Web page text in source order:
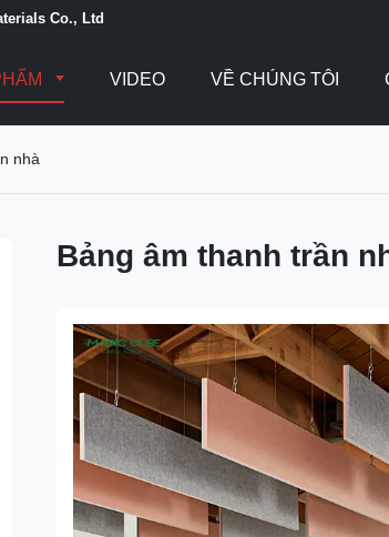
Co., Ltd
VIDEO VỀ CHÚNG TÔI
nhà
Bảng âm thanh trần